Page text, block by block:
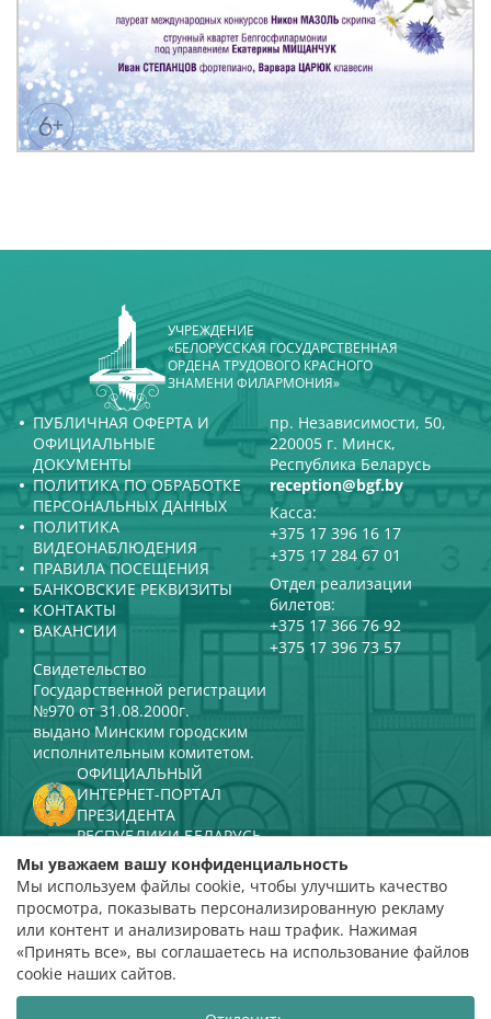
УЧРЕЖДЕНИЕ
«БЕЛОРУССКАЯ ГОСУДАРСТВЕННАЯ
ОРДЕНА ТРУДОВОГО КРАСНОГО
ЗНАМЕНИ ФИЛАРМОНИЯ»
ПУБЛИЧНАЯ ОФЕРТА И
ОФИЦИАЛЬНЫЕ
ДОКУМЕНТЫ
ПОЛИТИКА ПО ОБРАБОТКЕ
ПЕРСОНАЛЬНЫХ ДАННЫХ
ПОЛИТИКА
ВИДЕОНАБЛЮДЕНИЯ
ПРАВИЛА ПОСЕЩЕНИЯ
БАНКОВСКИЕ РЕКВИЗИТЫ
КОНТАКТЫ
ВАКАНСИИ
пр. Независимости, 50,
220005 г. Минск,
Республика Беларусь
reception@bgf.by
Касса:
+375 17 396 16 17
+375 17 284 67 01
Отдел реализации
билетов:
+375 17 366 76 92
+375 17 396 73 57
Свидетельство
Государственной регистрации
№970 от 31.08.2000г.
выдано Минским городским
исполнительным комитетом.
ОФИЦИАЛЬНЫЙ
ИНТЕРНЕТ-ПОРТАЛ
ПРЕЗИДЕНТА
РЕСПУБЛИКИ БЕЛАРУСЬ
МИНИСТЕРСТВО КУЛЬТУРЫ
РЕСПУБЛИКИ БЕЛАРУСЬ
ПОРТАЛ
РЕЙТИНГОВОЙ ОЦЕНКИ
оценка 4,9
на основании 112 отзывов
Мы уважаем вашу конфиденциальность
Мы используем файлы cookie, чтобы улучшить качество
просмотра, показывать персонализированную рекламу
или контент и анализировать наш трафик. Нажимая
«Принять все», вы соглашаетесь на использование файлов
cookie наших сайтов.